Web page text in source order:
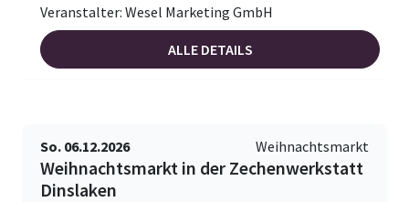
Veranstalter: Wesel Marketing GmbH
ALLE DETAILS
So. 06.12.2026 Weihnachtsmarkt
Weihnachtsmarkt in der Zechenwerkstatt
Dinslaken